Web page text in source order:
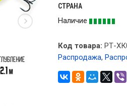
СТРАНА
Наличие
Код товара: РТ-
Распродажа,